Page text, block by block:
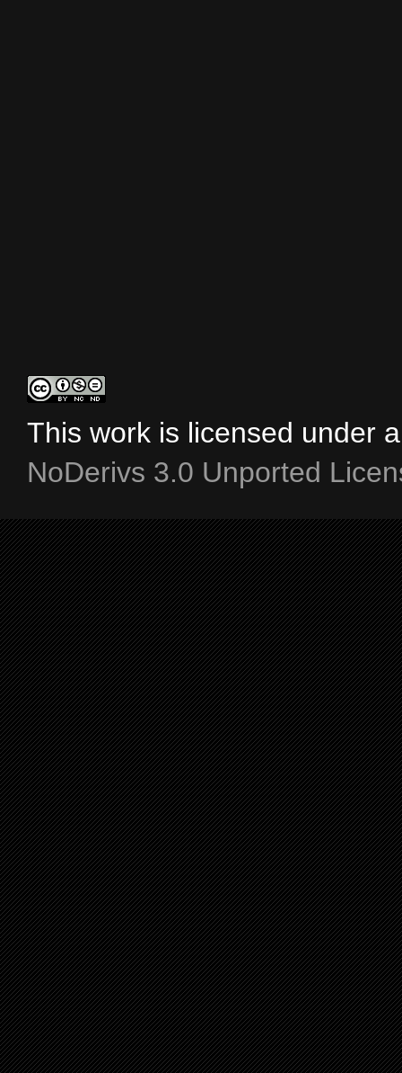
This work is licensed under
NoDerivs 3.0 Unported